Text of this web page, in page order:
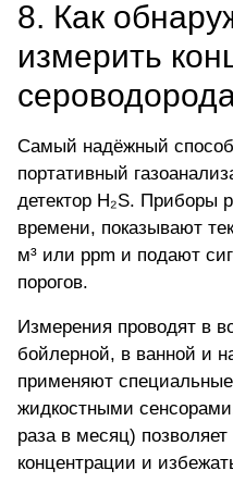
8. Как
измерить
Самый надёжный
портативный
детектор H₂S. Приборы
времени, показывают
м³ или ppm и подают
порогов.
Измерения проводят в
бойлерной, в ванной и
применяют
жидкостными
раза в месяц)
концентрации и